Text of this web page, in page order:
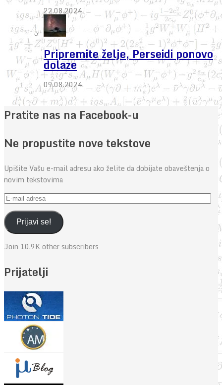
22.08.2024.
Pripremite želje, Perseidi ponovo
dolaze
09.08.2024.
Pratite nas na Facebook-u
Ne propustite nove tekstove
Upišite Vašu e-mail adresu ako želite da dobijate obaveštenja o
novim tekstovima
E-
mail
adresaPrijavi se!
Join 10.9K other subscribers
Prijatelji